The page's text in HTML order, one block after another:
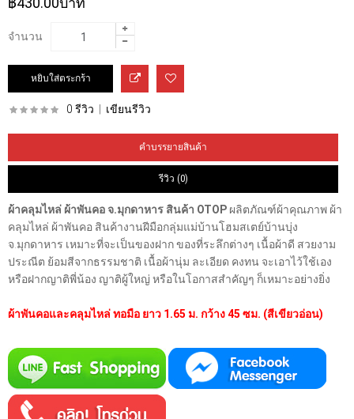
จำนวน
0 รีวิว เขียนรีวิว
คำบรรยายสินค้า
รีวิว (0)
ผ้าคลุมไหล่ ผ้าพันคอ จ.มุกดาหาร สินค้า OTOP ผลิตภัณฑ์ผ้าคุณภาพ ผ้า
คลุมไหล่ ผ้าพันคอ สินค้างานฝีมือกลุ่มแม่บ้านโฮมสเตย์บ้านบุ่ง
จ.มุกดาหาร เหมาะที่จะเป็นของฝาก ของที่ระลึกต่างๆ เนื้อผ้าดี สวยงาม
ประณีต ย้อมสีจากธรรมชาติ เนื้อผ้านุ่ม ละเอียด คงทน จะเอาไว้ใช้เอง
หรือฝากญาติพี่น้อง ญาติผู้ใหญ่ หรือในโอกาสสำคัญๆ ก็เหมาะอย่างยิ่ง
ผ้าพันคอและคลุมไหล่ ทอมือ ยาว 1.65 ม. กว้าง 45 ซม. (สีเขียวอ่อน)